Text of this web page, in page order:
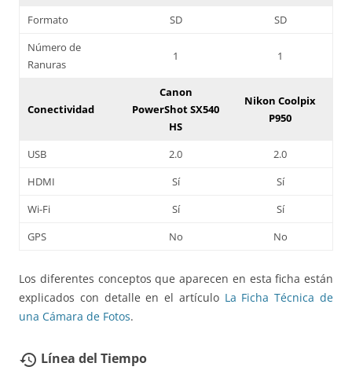
Formato SD
SD
Número de
Ranuras
1 1
Conectividad
Canon
PowerShot SX540
HS
Nikon Coolpix
P950
USB 2.0
2.0
HDMI
Sí
Sí
Wi-Fi
Sí
Sí
GPS
No No
Los diferentes conceptos que aparecen en esta ficha están
explicados con detalle en el artículo La Ficha Técnica de
una Cámara de Fotos.
restore Línea del Tiempo